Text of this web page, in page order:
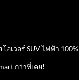
อเวอร์ SUV ไฟฟ้า 100%
กว่าที่เคย!